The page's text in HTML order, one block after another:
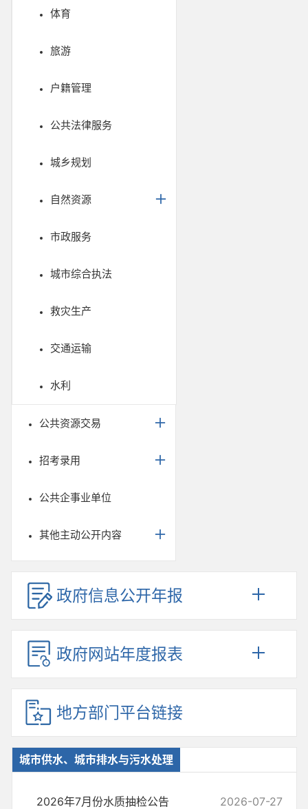
体育
旅游
户籍管理
公共法律服务
城乡规划
自然资源
市政服务
城市综合执法
救灾生产
交通运输
水利
公共资源交易
招考录用
公共企事业单位
其他主动公开内容
政府信息公开年报
政府网站年度报表
地方部门平台链接
城市供水、城市排水与污水处理
2026年7月份水质抽检公告 2026-07-27